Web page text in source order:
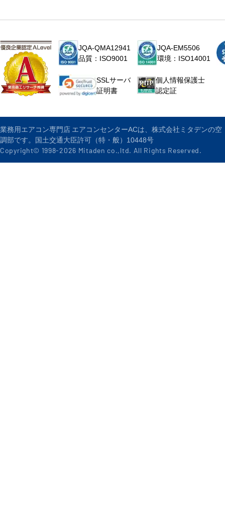
JQA-QMA12941
品質：ISO9001
JQA-EM5506
環境：ISO14001
SSLサーバ
証明書
個人情報保護士
認定証
業務用エアコン専門店 エアコンセンターACは、株式会社ミタデンの空
調部です。国土交通大臣許可（特・般）10448号
Copyright© 1998-2026 Mitaden co.,ltd. All Rights Reserved.